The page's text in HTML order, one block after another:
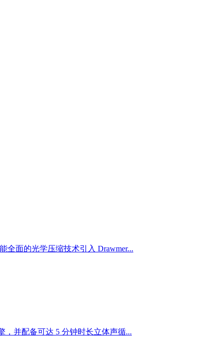
全面的光学压缩技术引入 Drawmer...
，并配备可达 5 分钟时长立体声循...